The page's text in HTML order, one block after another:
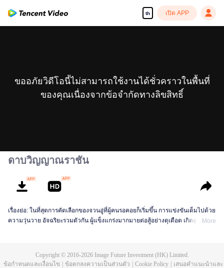
th เปิด APP
ขออภัยวิดีโอนี้ไม่สามารถใช้งานได้ชั่วคราวในพื้นที่
ของคุณเนื่องจากข้อจำกัดทางลิขสิทธิ์
ดาบวิญญาณราชัน
เรื่องย่อ: ในที่สุดการคัดเลือกของจวนอู่ที่ผู้คนรอคอยก็เริ่มขึ้น การแข่งขันเต็มไปด้วย
ความวุ่นวาย อัจฉริยะรวมตัวกัน ผู้แข็งแกร่งมากมายต่อสู้อย่างดุเดือด เกิดอุบัติเหตุ
การลอบสังหารที่ไม่อาจคาดเดานี้ได้อย่างไร
More
Copyright © 2016-2026Image Future Investment (HK) Limited.
ข้อกำหนดและเงื่อนไข
ข้อตกลงความเป็นส่วนตัว Cookie Policy
เสนอคำแนะนำและ